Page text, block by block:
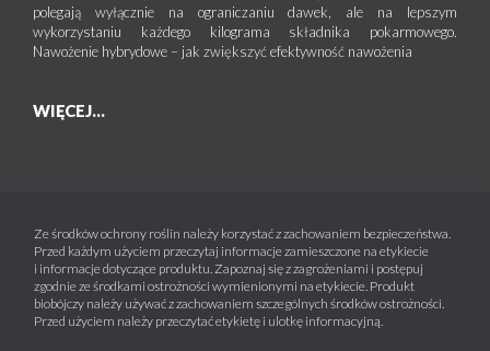
polegają wyłącznie na ograniczaniu dawek, ale na lepszym
wykorzystaniu każdego kilograma składnika pokarmowego.
Nawożenie hybrydowe – jak zwiększyć efektywność nawożenia
WIĘCEJ...
Ze środków ochrony roślin należy korzystać z zachowaniem bezpieczeństwa.
Przed każdym użyciem przeczytaj informacje zamieszczone na etykiecie
i informacje dotyczące produktu. Zapoznaj się z zagrożeniami i postępuj
zgodnie ze środkami ostrożności wymienionymi na etykiecie. Produkt
biobójczy należy używać z zachowaniem szczególnych środków ostrożności.
Przed użyciem należy przeczytać etykietę i ulotkę informacyjną.